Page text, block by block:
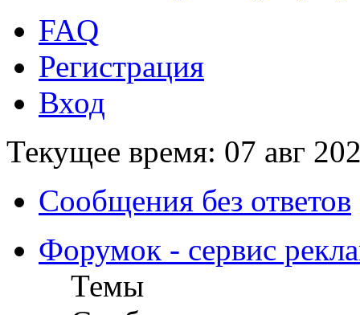
FAQ
Регистрация
Вход
Текущее время: 07 авг
Сообщения без ответов
Форумок - сервис
Темы